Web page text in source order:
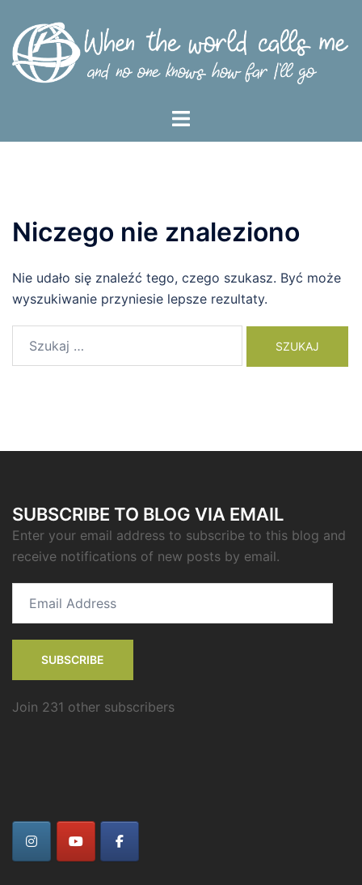
treści
Menu
Niczego nie znaleziono
Nie udało się znaleźć tego, czego szukasz. Być może
wyszukiwanie przyniesie lepsze rezultaty.
SUBSCRIBE TO BLOG VIA EMAIL
Enter your email address to subscribe to this blog and
receive notifications of new posts by email.
Address
SUBSCRIBE
Join 231 other subscribers